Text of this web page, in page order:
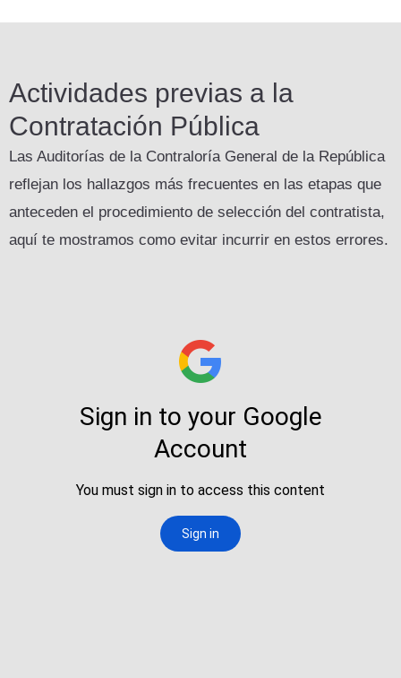
Actividades previas a la
Contratación Pública
Las Auditorías de la Contraloría General de la República
reflejan los hallazgos más frecuentes en las etapas que
anteceden el procedimiento de selección del contratista,
aquí te mostramos como evitar incurrir en estos errores.